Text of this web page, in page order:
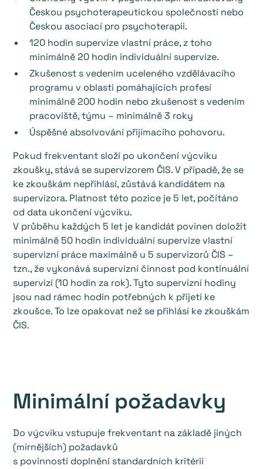
Českou psychoterapeutickou společností nebo
Českou asociací pro psychoterapii.
120 hodin supervize vlastní práce, z toho
minimálně 20 hodin individuální supervize.
Zkušenost s vedením uceleného vzdělávacího
programu v oblasti pomáhajících profesí
minimálně 200 hodin nebo zkušenost s vedením
pracoviště, týmu – minimálně 3 roky
Úspěšné absolvování přijímacího pohovoru.
Pokud frekventant složí po ukončení výcviku
zkoušky, stává se supervizorem ČIS. V případě, že se
ke zkouškám nepřihlásí, zůstává kandidátem na
supervizora. Platnost této pozice je 5 let, počítáno
od data ukončení výcviku.
V průběhu každých 5 let je kandidát povinen doložit
minimálně 50 hodin individuální supervize vlastní
supervizní práce maximálně u 5 supervizorů ČIS –
tzn., že vykonává supervizní činnost pod kontinuální
supervizí (10 hodin za rok). Tyto supervizní hodiny
jsou nad rámec hodin potřebných k přijetí ke
zkoušce. To lze opakovat než se přihlásí ke zkouškám
ČIS.
Minimální požadavky
Do výcviku vstupuje frekventant na základě jiných
(mírnějších) požadavků
s povinností doplnění standardních kritérií